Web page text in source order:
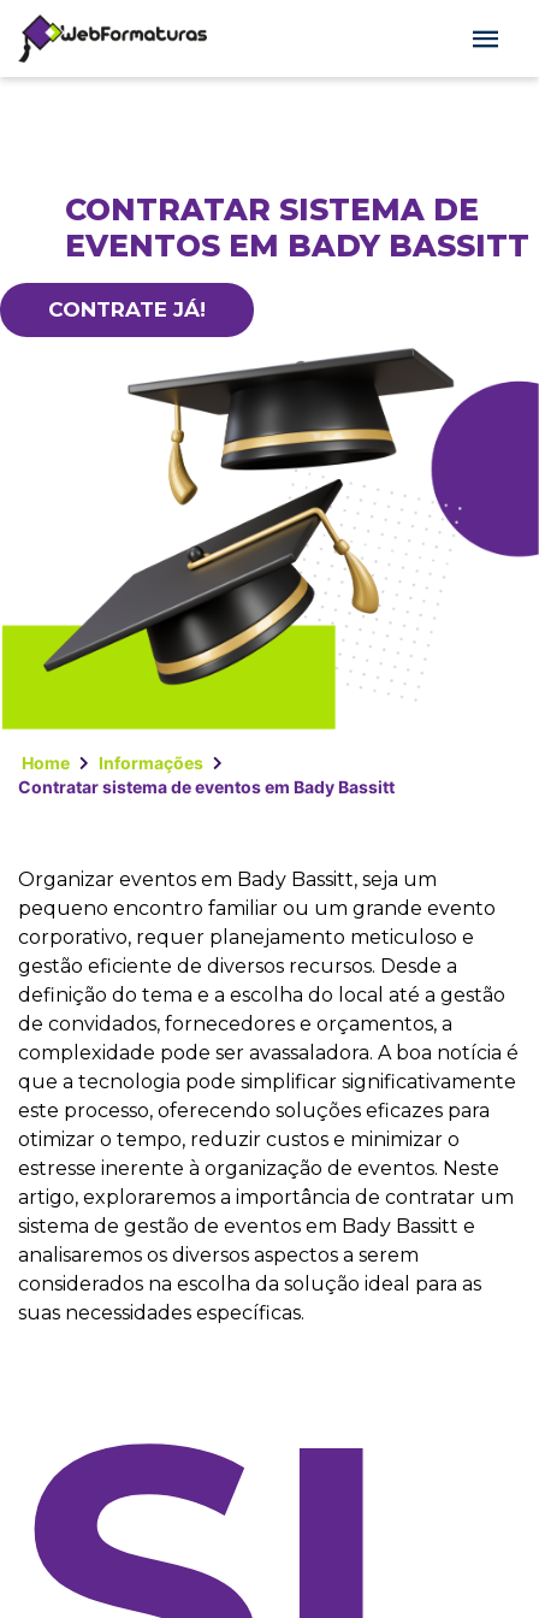
CONTRATAR SISTEMA DE
EVENTOS EM BADY BASSITT
CONTRATE JÁ!
Home
Informações
Contratar sistema de eventos em Bady Bassitt
Organizar eventos em Bady Bassitt, seja um
pequeno encontro familiar ou um grande evento
corporativo, requer planejamento meticuloso e
gestão eficiente de diversos recursos. Desde a
definição do tema e a escolha do local até a gestão
de convidados, fornecedores e orçamentos, a
complexidade pode ser avassaladora. A boa notícia é
que a tecnologia pode simplificar significativamente
este processo, oferecendo soluções eficazes para
otimizar o tempo, reduzir custos e minimizar o
estresse inerente à organização de eventos. Neste
artigo, exploraremos a importância de contratar um
sistema de gestão de eventos em Bady Bassitt e
analisaremos os diversos aspectos a serem
considerados na escolha da solução ideal para as
suas necessidades específicas.